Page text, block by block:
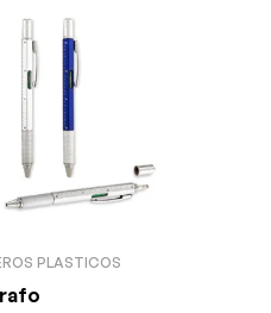
PLASTICOS